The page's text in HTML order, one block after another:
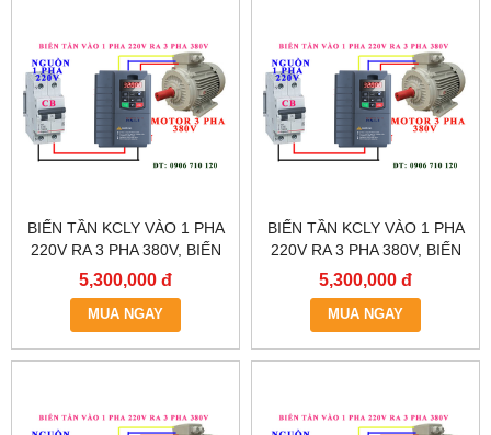
BIẾN TẦN KCLY VÀO 1 PHA
220V RA 3 PHA 380V, BIẾN
TẦN KCLY KOC600-
5R5GT3-B
5,300,000 đ
MUA NGAY
BIẾN TẦN KCLY VÀO 1 PHA
220V RA 3 PHA 380V, BIẾN
TẦN KCLY KOC600-
3R7GT3-B
5,300,000 đ
MUA NGAY